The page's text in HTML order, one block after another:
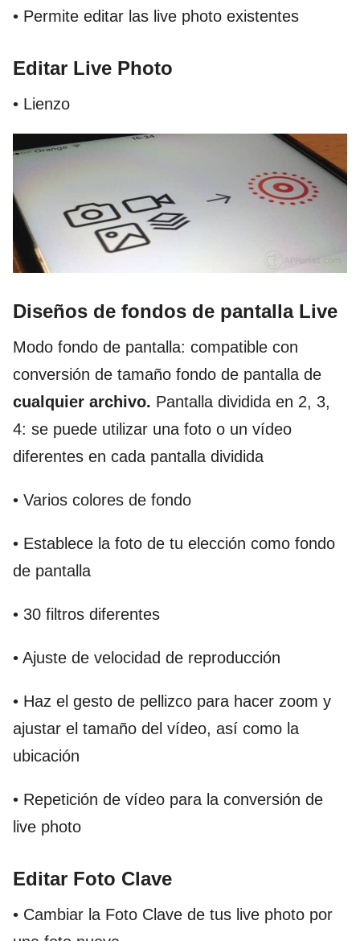
• Permite editar las live photo existentes
Editar Live Photo
• Lienzo
Diseños de fondos de pantalla Live
Modo fondo de pantalla: compatible con
conversión de tamaño fondo de pantalla de
cualquier archivo. Pantalla dividida en 2, 3,
4: se puede utilizar una foto o un vídeo
diferentes en cada pantalla dividida
• Varios colores de fondo
• Establece la foto de tu elección como fondo
de pantalla
• 30 filtros diferentes
• Ajuste de velocidad de reproducción
• Haz el gesto de pellizco para hacer zoom y
ajustar el tamaño del vídeo, así como la
ubicación
• Repetición de vídeo para la conversión de
live photo
Editar Foto Clave
• Cambiar la Foto Clave de tus live photo por